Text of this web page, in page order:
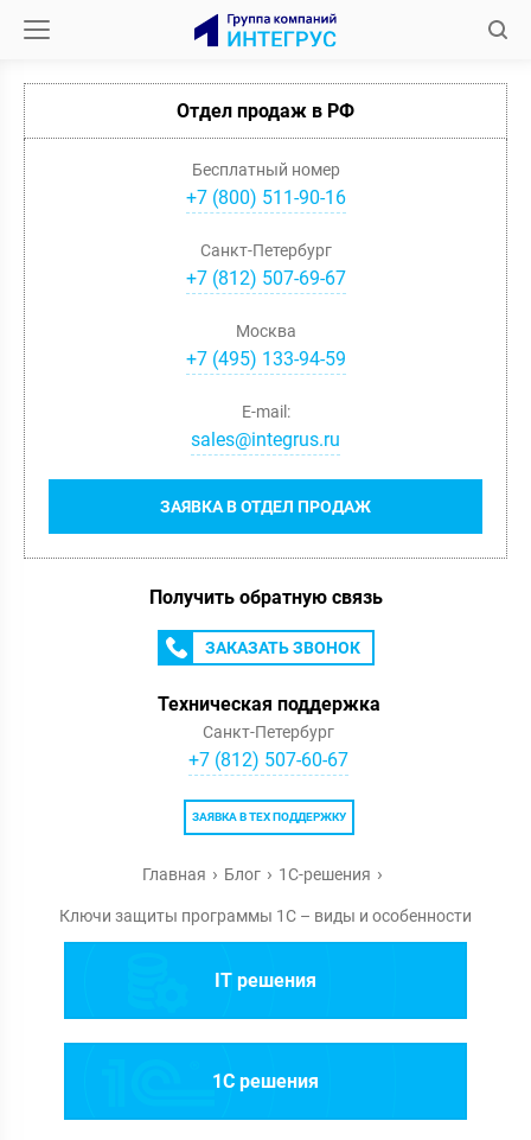
Отдел продаж в РФ
Бесплатный номер
+7 (800) 511-90-16
Санкт-Петербург
+7(812) 507-69-67
Москва
+7(495) 133-94-59
ЗАЯВКА В ОТДЕЛ ПРОДАЖ
E-mail:
sales@integrus.ru
Получить обратную связь
ЗАКАЗАТЬ ЗВОНОК
Техническая поддержка
Санкт-Петербург
+7 (812) 507-60-67
ЗАЯВКА В ТЕХ ПОДДЕРЖКУ
Главная Блог 1С-решения
Ключи защиты программы 1С – виды и особенности
IT решения
1C решения